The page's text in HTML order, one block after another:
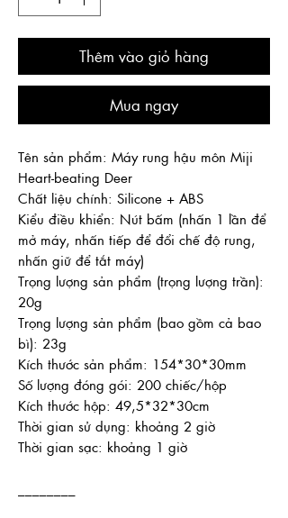
Thêm vào giỏ hàng
Mua ngay
Tên sản phẩm: Máy rung hậu môn Miji
Heart-beating Deer
Chất liệu chính: Silicone + ABS
Kiểu điều khiển: Nút bấm (nhấn 1 lần để
mở máy, nhấn tiếp để đổi chế độ rung,
nhấn giữ để tắt máy)
Trọng lượng sản phẩm (trọng lượng trần):
20g
Trọng lượng sản phẩm (bao gồm cả bao
bì): 23g
Kích thước sản phẩm: 154*30*30mm
Số lượng đóng gói: 200 chiếc/hộp
Kích thước hộp: 49,5*32*30cm
Thời gian sử dụng: khoảng 2 giờ
Thời gian sạc: khoảng 1 giờ